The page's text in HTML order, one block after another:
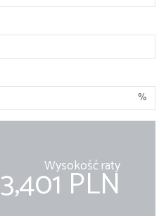
%
Wysokość raty
3,401 PLN